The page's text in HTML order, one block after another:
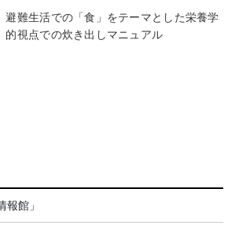
避難生活での「食」をテーマとした栄養学
的視点での炊き出しマニュアル
館」